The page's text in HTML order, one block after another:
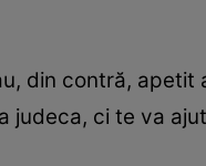
din contră, apetit
judeca, ci te va